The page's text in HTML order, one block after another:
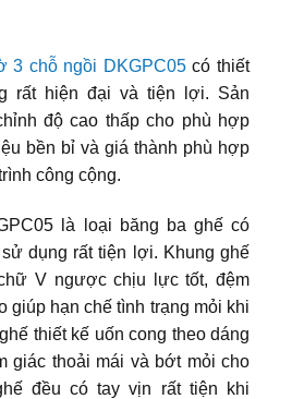
3 chỗ ngồi DKGPC05có thiết
rất hiện đại và tiện lợi. Sản
độ cao thấp cho phù hợp
bền bỉ và giá thành phù hợp
công cộng.
là loại băng ba ghế có
dụng rất tiện lợi. Khung ghế
V ngược chịu lực tốt, đệm
giúp hạn chế tình trạng mỏi khi
thiết kế uốn cong theo dáng
giác thoải mái và bớt mỏi cho
đều có tay vịn rất tiện khi